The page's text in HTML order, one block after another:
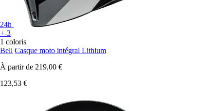
24h
+-3
1 coloris
Bell Casque moto intégral Lithium
À partir de 219,00 €
123,53 €